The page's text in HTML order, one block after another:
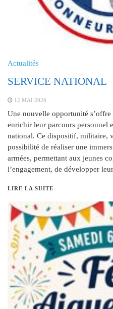
Actualités
SERVICE NATIONAL
12 MAI 2026
Une nouvelle opportunité
enrichir leur parcours personnel
national. Ce dispositif, militaire,
possibilité de réaliser une
armées, permettant aux jeunes
l’engagement, de développer
LIRE LA SUITE